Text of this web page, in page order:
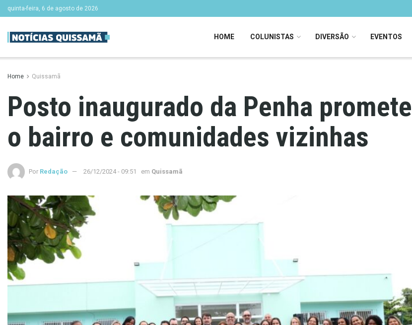
quinta-feira, 6 de agosto de 2026
HOME COLUNISTAS DIVERSÃO EVENTOS
Home Quissamã
Posto inaugurado da Penha
o bairro e comunidades vizinhas
Por Redação 26/12/2024 - 09:51 em Quissamã